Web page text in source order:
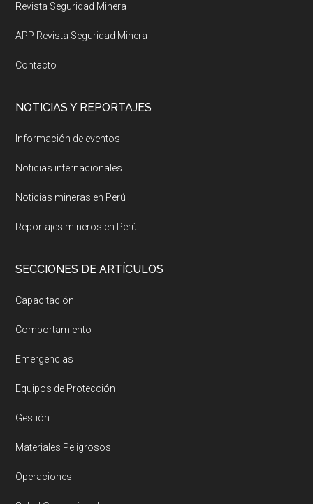
Revista Seguridad Minera
APP Revista Seguridad Minera
Contacto
NOTICIAS Y REPORTAJES
Información de eventos
Noticias internacionales
Noticias mineras en Perú
Reportajes mineros en Perú
SECCIONES DE ARTÍCULOS
Capacitación
Comportamiento
Emergencias
Equipos de Protección
Gestión
Materiales Peligrosos
Operaciones